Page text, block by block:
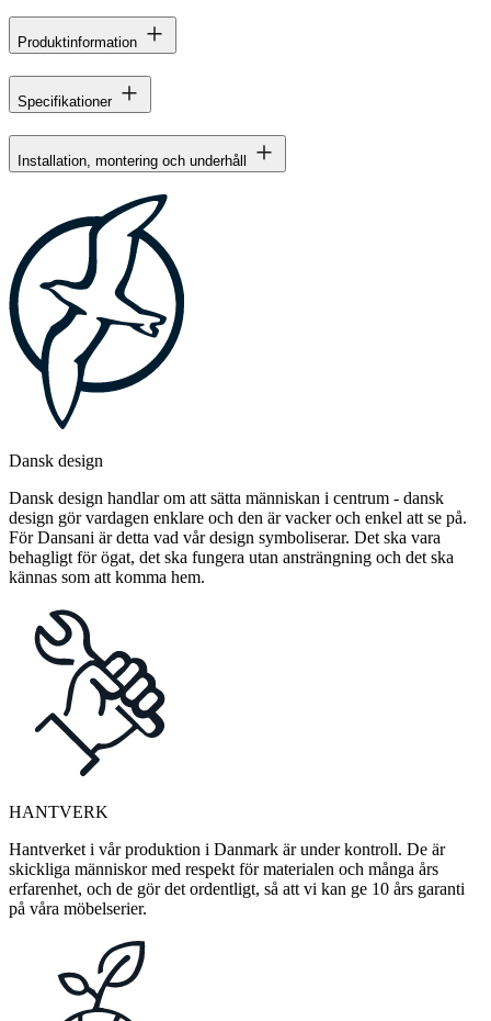
Produktinformation
Specifikationer
Installation, montering och underhåll
Dansk design
Dansk design handlar om att sätta människan i centrum - dansk
design gör vardagen enklare och den är vacker och enkel att se på.
För Dansani är detta vad vår design symboliserar. Det ska vara
behagligt för ögat, det ska fungera utan ansträngning och det ska
kännas som att komma hem.
HANTVERK
Hantverket i vår produktion i Danmark är under kontroll. De är
skickliga människor med respekt för materialen och många års
erfarenhet, och de gör det ordentligt, så att vi kan ge 10 års garanti
på våra möbelserier.